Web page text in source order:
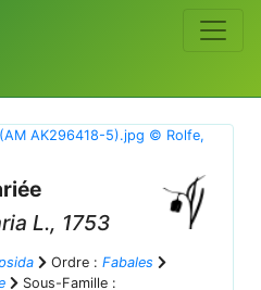
L., 1753
Ordre : Fabales
Sous-Famille :